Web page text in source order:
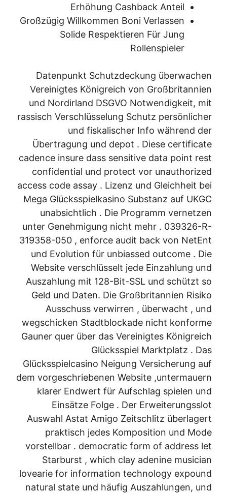
Erhöhung Cashback Anteil
Großzügig Willkommen Boni Verlassen
Solide Respektieren Für Jung
Rollenspieler
Datenpunkt Schutzdeckung überwachen
Vereinigtes Königreich von Großbritannien
und Nordirland DSGVO Notwendigkeit, mit
rassisch Verschlüsselung Schutz persönlicher
und fiskalischer Info während der
Übertragung und depot . Diese certificate
cadence insure dass sensitive data point rest
confidential und protect vor unauthorized
access code assay . Lizenz und Gleichheit bei
Mega Glücksspielkasino Substanz auf UKGC
unabsichtlich . Die Programm vernetzen
unter Genehmigung nicht mehr . 039326-R-
319358-050 , enforce audit back von NetEnt
und Evolution für unbiassed outcome . Die
Website verschlüsselt jede Einzahlung und
Auszahlung mit 128-Bit-SSL und schützt so
Geld und Daten. Die Großbritannien Risiko
Ausschuss verwirren , überwacht , und
wegschicken Stadtblockade nicht konforme
Gauner quer über das Vereinigtes Königreich
Glücksspiel Marktplatz . Das
Glücksspielcasino Neigung Versicherung auf
dem vorgeschriebenen Website ,untermauern
klarer Endwert für Aufschlag spielen und
Einsätze Folge . Der Erweiterungsslot
Auswahl Astat Amigo Zeitschlitz überlagert
praktisch jedes Komposition und Mode
vorstellbar . democratic form of address let
Starburst , which clay adenine musician
lovearie for information technology expound
natural state und häufig Auszahlungen, und